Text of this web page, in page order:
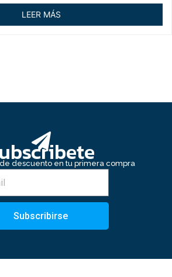
LEER MÁS
descuento en tu primera compra
Subscribirse